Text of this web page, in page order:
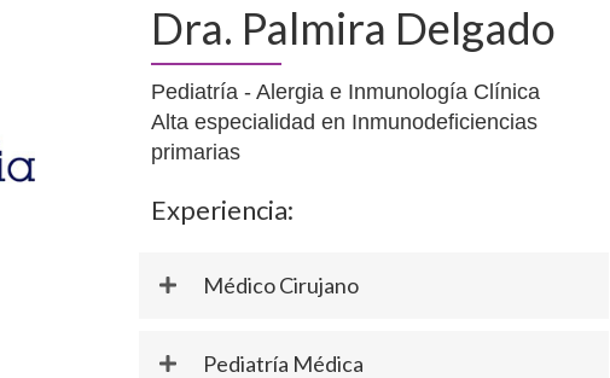
Dra. Palmira Delgado
Pediatría - Alergia e Inmunología Clínica
Alta especialidad en Inmunodeficiencias
primarias
Experiencia:
Médico Cirujano
Pediatría Médica